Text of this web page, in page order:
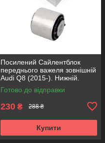
Посилений Сайлентблок
переднього важеля зовнішній
Audi Q8 (2015-). Нижній.
КОРЕЯ Acsuss! FE175192 ,
VKDS331087
Готово до відправки
230 ₴ 288 ₴
Купити